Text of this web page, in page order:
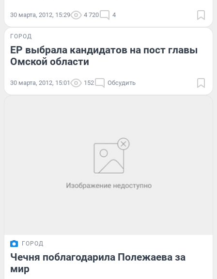
30 марта, 2012, 15:29 4 720 4
ГОРОД
ЕР выбрала кандидатов на пост главы
Омской области
30 марта, 2012, 15:01 152 Обсудить
ГОРОД
Чечня поблагодарила Полежаева за
мир